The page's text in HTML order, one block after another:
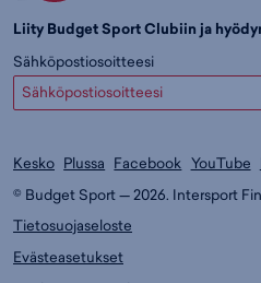
Liity Budget Sport Clubiin ja
Sähköpostiosoitteesi
Kesko Plussa Facebook YouTube
© Budget Sport — 2026. Intersport
Tietosuojaseloste
Evästeasetukset